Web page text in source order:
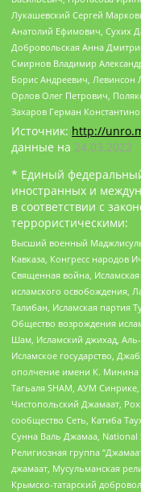
Лукашевский Сергей
Анатолий Ефимович, Сухих
Добровольская Анна
Смирнов Владимир
Борис Андреевич,
Орлов Олег Петрович,
Захаров Герман
Источник: http://
данные на 24.03.2022
* Единый
иностранных и
в соответствии с
террористическими:
Высший военный
Кавказа, Конгресс народов
Священная война,
исламского освобождения,
Талибан, Исламская партия
Общество возрождения
Шам, Исламский джихад,
Исламское государство,
ополчение имени К. Минина
Тагьаля SHAM, АУМ
Чистопольский Джамаат,
сообщество Сеть, Катиба
Сунна Валь Джамаа, National
Религиозная группа
джамаат, Мусульманская
Крымско-татарский